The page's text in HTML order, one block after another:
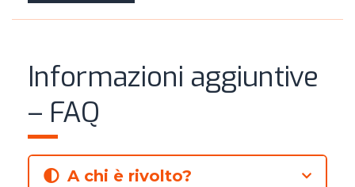
Informazioni aggiuntive
– FAQ
A chi è rivolto?